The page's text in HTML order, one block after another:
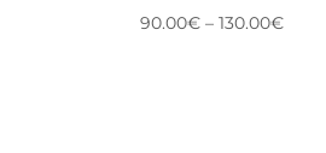
90.00€– 130.00€